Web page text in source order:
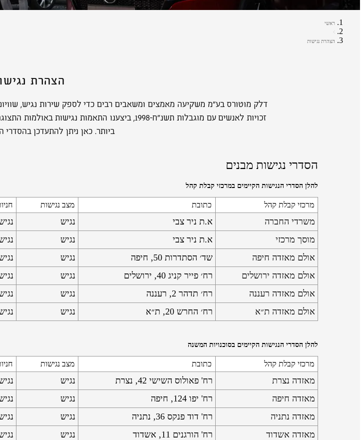
ראשי
הצהרת נגישות
הצהרת
דלק מוטורס בע"מ משקיעה מאמצים ומשאבים רבים כדי לספק שירות נגיש,
זכויות לאנשים עם מוגבלות תשנ״ח-1998, ביצענו
ביותר. כאן ניתן להתעדכן בהסדרי
הסדרי נגישות מבנים
להלן הסדרי הנגישות הקיימים במרכזי קבלת קהל
מרכזי קבלת קהל כתובת מצב נגישות
משרדי החברה א.ת ניר צבי נגיש
מוסך מרכזי
א.ת ניר צבי נגיש
אולם מאזדה חיפה
שד׳ הסתדרות 50, חיפה נגיש
אולם מאזדה ירושלים
רח׳ פייר קניג 40, ירושלים נגיש
אולם מאזדה רעננה
רח׳ תדהר 2, רעננה נגיש
אולם מאזדה ת״א
רח׳ החרש 20, ת״א נגיש
להלן הסדרי הנגישות הקיימים בסוכנויות המשנה
מרכזי קבלת קהל כתובת מצב נגישות
מאזדה נצרת רח' פאולוס השישי 42, נצרת נגיש
מאזדה חיפה
רח' יפו 124, חיפה נגיש
מאזדה נתניה
רח' דוד פנקס 36, נתניה נגיש
מאזדה אשדוד
רח' הורגנים 11, אשדוד נגיש